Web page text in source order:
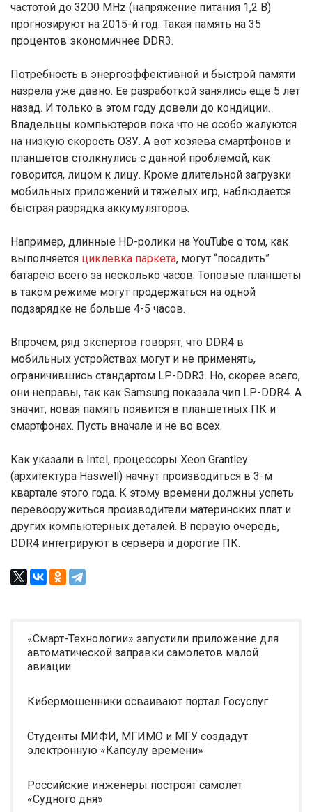
частотой до 3200 MHz (напряжение питания 1,2 В)
прогнозируют на 2015-й год. Такая память на 35
процентов экономичнее DDR3.
Потребность в энергоэффективной и быстрой памяти
назрела уже давно. Ее разработкой занялись еще 5 лет
назад. И только в этом году довели до кондиции.
Владельцы компьютеров пока что не особо жалуются
на низкую скорость ОЗУ. А вот хозяева смартфонов и
планшетов столкнулись с данной проблемой, как
говорится, лицом к лицу. Кроме длительной загрузки
мобильных приложений и тяжелых игр, наблюдается
быстрая разрядка аккумуляторов.
Например, длинные HD-ролики на YouTube о том, как
выполняется циклевка паркета, могут “посадить”
батарею всего за несколько часов. Топовые планшеты
в таком режиме могут продержаться на одной
подзарядке не больше 4-5 часов.
Впрочем, ряд экспертов говорят, что DDR4 в
мобильных устройствах могут и не применять,
ограничившись стандартом LP-DDR3. Но, скорее всего,
они неправы, так как Samsung показала чип LP-DDR4. А
значит, новая память появится в планшетных ПК и
смартфонах. Пусть вначале и не во всех.
Как указали в Intel, процессоры Xeon Grantley
(архитектура Haswell) начнут производиться в 3-м
квартале этого года. К этому времени должны успеть
перевооружиться производители материнских плат и
других компьютерных деталей. В первую очередь,
DDR4 интегрируют в сервера и дорогие ПК.
«Смарт-Технологии» запустили приложение для
автоматической заправки самолетов малой
авиации
Кибермошенники осваивают портал Госуслуг
Студенты МИФИ, МГИМО и МГУ создадут
электронную «Капсулу времени»
Российские инженеры построят самолет
«Судного дня»